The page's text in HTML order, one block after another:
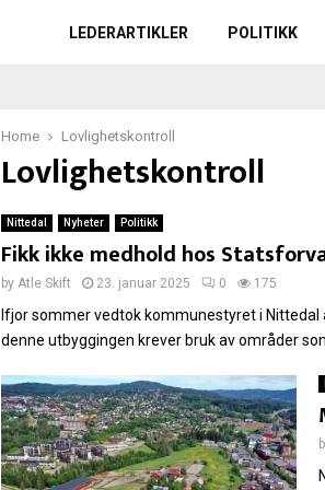
LEDERARTIKLER POLITIKK
Home Lovlighetskontroll
Lovlighetskontroll
Nittedal Nyheter Politikk
Fikk ikke medhold hos
by Atle Skift 23. januar 2025 0 175
Ifjor sommer vedtok kommunestyret i
denne utbyggingen krever bruk av områder